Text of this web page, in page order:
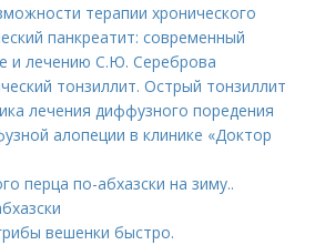
терапии хронического
панкреатит: современный
и лечению С.Ю. Сереброва
тонзиллит. Острый тонзиллит
лечения диффузного поредения
алопеции в клинике «Доктор
перца по-абхазски на зиму..
вешенки быстро.